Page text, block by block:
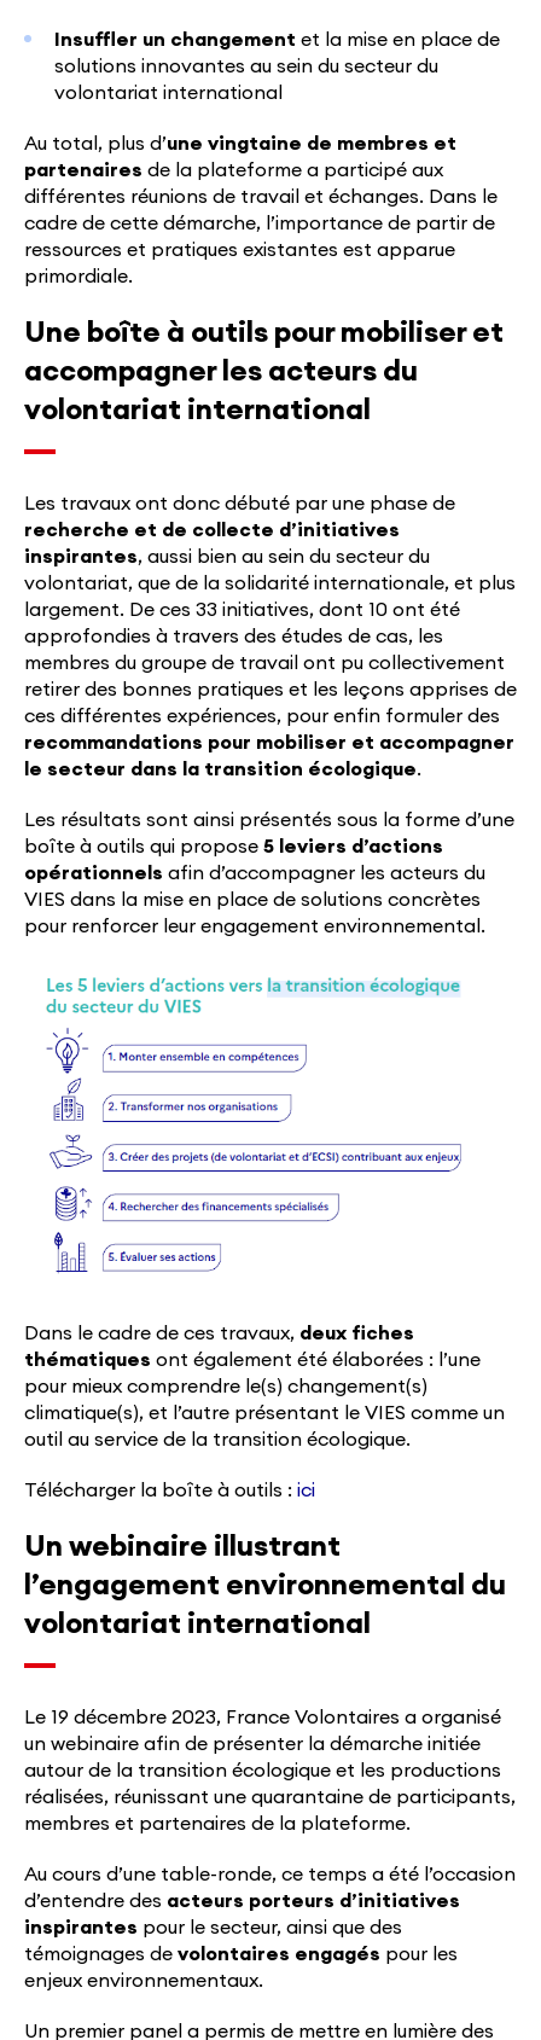
Insuffler un changement et la mise en place de
solutions innovantes au sein du secteur du
volontariat international
Au total, plus d’une vingtaine de membres et
partenaires de la plateforme a participé aux
différentes réunions de travail et échanges. Dans le
cadre de cette démarche, l’importance de partir de
ressources et pratiques existantes est apparue
primordiale.
Une boîte à outils pour mobiliser et
accompagner les acteurs du
volontariat international
Les travaux ont donc débuté par une phase de
recherche et de collecte d’initiatives
inspirantes, aussi bien au sein du secteur du
volontariat, que de la solidarité internationale, et plus
largement. De ces 33 initiatives, dont 10 ont été
approfondies à travers des études de cas, les
membres du groupe de travail ont pu collectivement
retirer des bonnes pratiques et les leçons apprises de
ces différentes expériences, pour enfin formuler des
recommandations pour mobiliser et accompagner
le secteur dans la transition écologique.
Les résultats sont ainsi présentés sous la forme d’une
boîte à outils qui propose 5 leviers d’actions
opérationnels afin d’accompagner les acteurs du
VIES dans la mise en place de solutions concrètes
pour renforcer leur engagement environnemental.
Dans le cadre de ces travaux, deux fiches
thématiques ont également été élaborées : l’une
pour mieux comprendre le(s) changement(s)
climatique(s), et l’autre présentant le VIES comme un
outil au service de la transition écologique.
Télécharger la boîte à outils : ici
Un webinaire illustrant
l’engagement environnemental du
volontariat international
Le 19 décembre 2023, France Volontaires a organisé
un webinaire afin de présenter la démarche initiée
autour de la transition écologique et les productions
réalisées, réunissant une quarantaine de participants,
membres et partenaires de la plateforme.
Au cours d’une table-ronde, ce temps a été l’occasion
d’entendre des acteurs porteurs d’initiatives
inspirantes pour le secteur, ainsi que des
témoignages de volontaires engagés pour les
enjeux environnementaux.
Un premier panel a permis de mettre en lumière des